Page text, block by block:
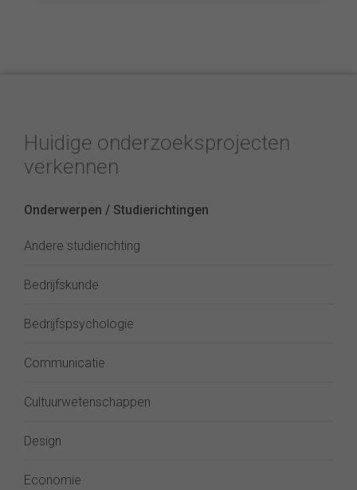
Huidige onderzoeksprojecten
verkennen
Onderwerpen / Studierichtingen
Andere studierichting
Bedrijfskunde
Bedrijfspsychologie
Communicatie
Cultuurwetenschappen
Design
Economie